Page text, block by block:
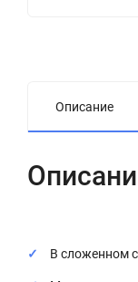
Описание
В сложенном